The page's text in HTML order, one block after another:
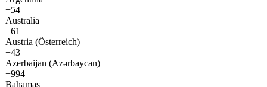
+54
Australia
+61
Austria (Österreich)
+43
Azerbaijan (Azərbaycan)
+994
Bahamas